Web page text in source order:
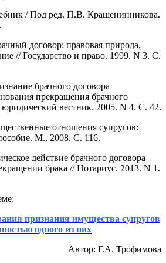
/ Под ред. П.В. Крашенинникова.
договор: правовая природа,
// Государство и право. 1999. N 3. С.
брачного договора
прекращения брачного
вестник. 2005. N 4. С. 42.
отношения супругов:
М., 2008. С. 116.
действие брачного договора
брака // Нотариус. 2013. N 1.
признания имущества супругов
одного из них
Автор: Г.А. Трофимова